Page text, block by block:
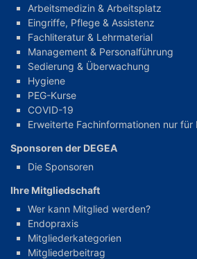
Arbeitsmedizin & Arbeitsplatz
Eingriffe, Pflege & Assistenz
Fachliteratur & Lehrmaterial
Management & Personalführung
Sedierung & Überwachung
Hygiene
PEG-Kurse
COVID-19
Erweiterte Fachinformationen nur für
Sponsoren der DEGEA
Die Sponsoren
Ihre Mitgliedschaft
Wer kann Mitglied werden?
Endopraxis
Mitgliederkategorien
Mitgliederbeitrag